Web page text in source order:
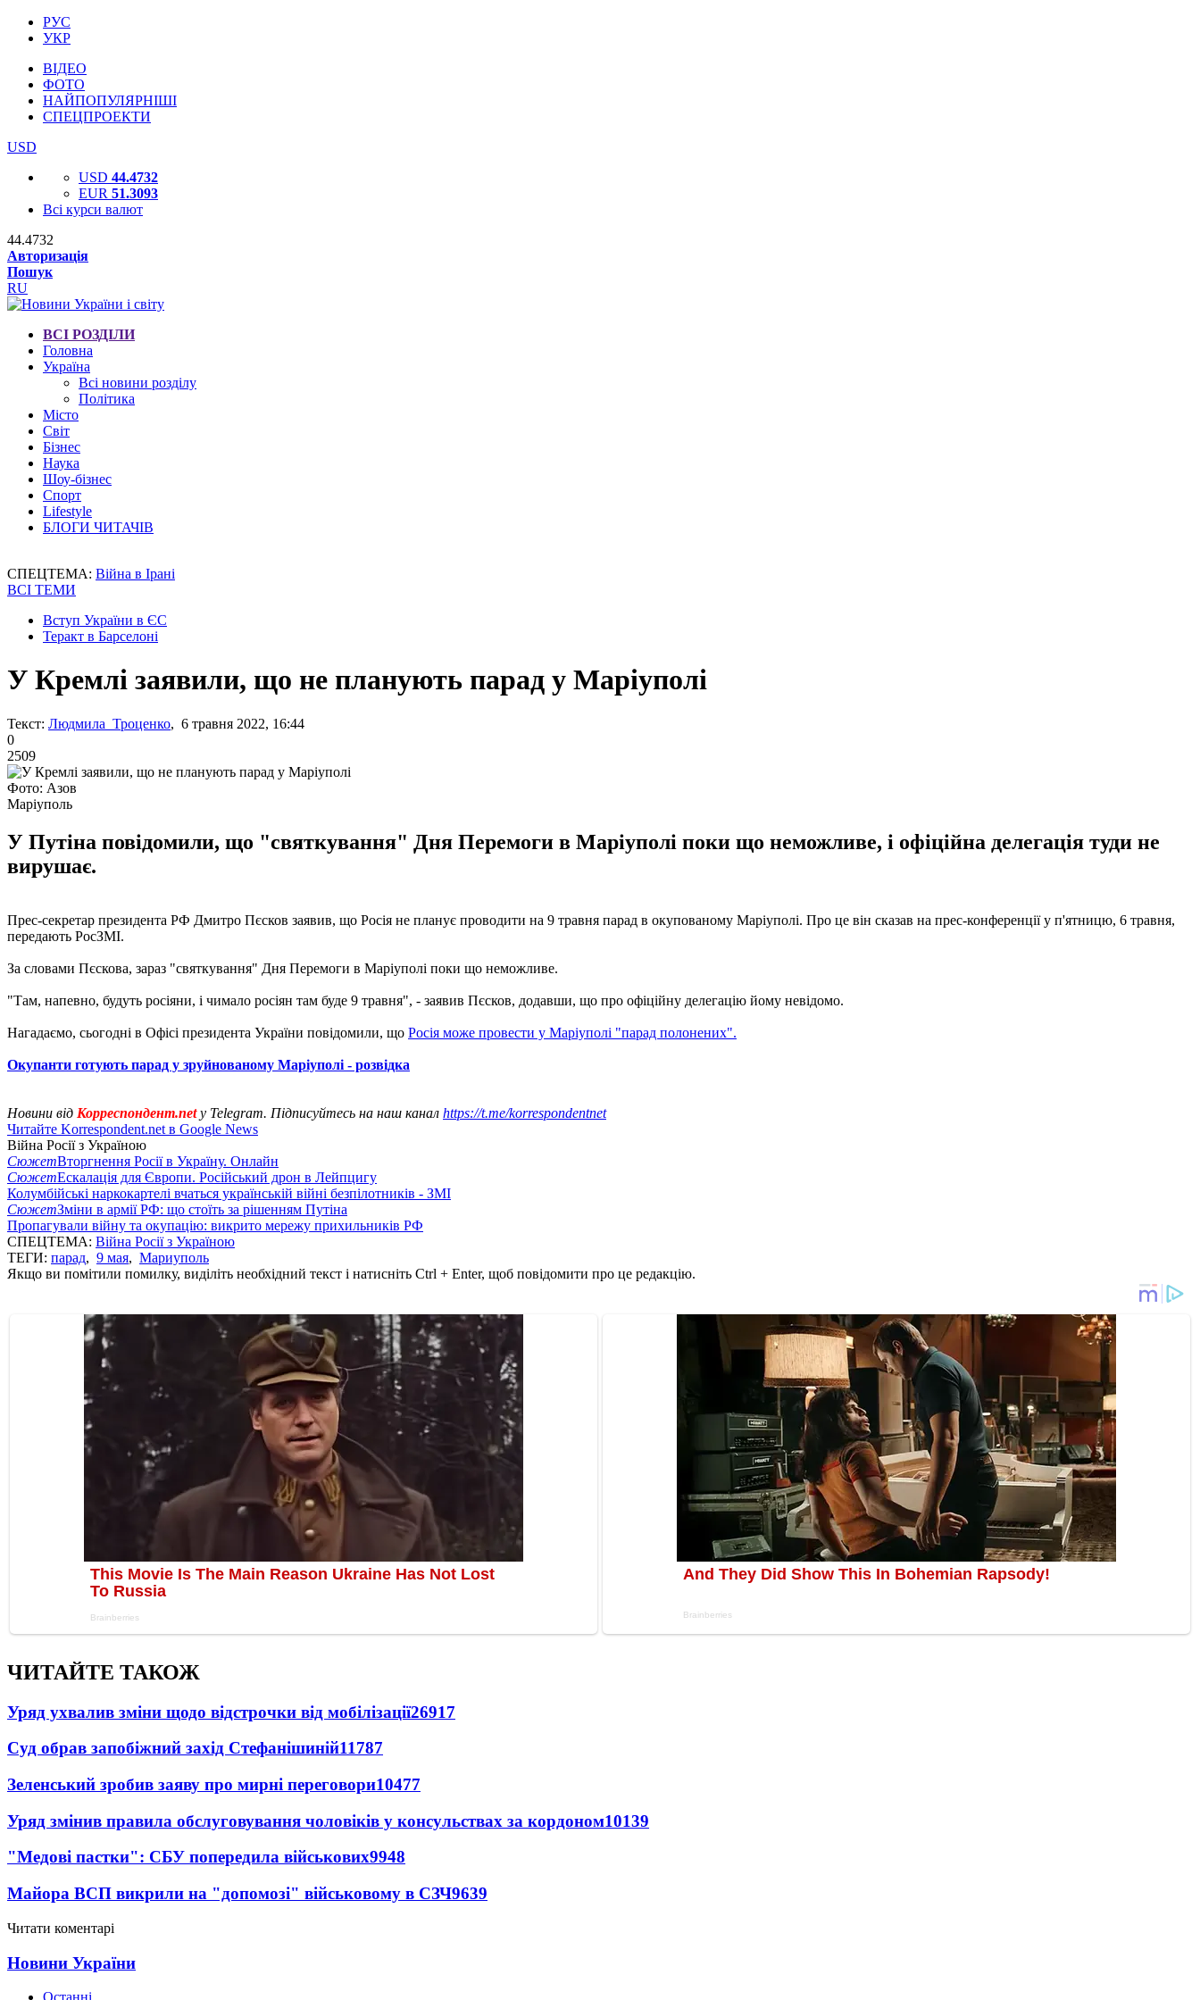
РУС
УКР
ВІДЕО
ФОТО
НАЙПОПУЛЯРНІШІ
СПЕЦПРОЕКТИ
USD
USD 44.4732
EUR 51.3093
Всі курси валют
44.4732
Авторизація
Пошук
RU
ВСІ РОЗДІЛИ
Головна
Україна
Всі новини розділу
Політика
Місто
Світ
Бізнес
Наука
Шоу-бізнес
Спорт
Lifestyle
БЛОГИ ЧИТАЧІВ
СПЕЦТЕМА: Війна в Ірані
ВСІ ТЕМИ
Вступ України в ЄС
Теракт в Барселоні
У Кремлі заявили, що не планують парад у Маріуполі
Текст: Людмила Троценко, 6 травня 2022, 16:44
0
2509
Фото: Азов
Маріуполь
У Путіна повідомили, що "святкування" Дня Перемоги в Маріуполі поки що неможливе, і офіційна делегація туди не
вирушає.
Прес-секретар президента РФ Дмитро Пєсков заявив, що Росія не планує проводити на 9 травня парад в окупованому Маріуполі. Про це він сказав на прес-конференції у п'ятницю, 6 травня,
передають РосЗМІ.
За словами Пєскова, зараз "святкування" Дня Перемоги в Маріуполі поки що неможливе.
"Там, напевно, будуть росіяни, і чимало росіян там буде 9 травня", - заявив Пєсков, додавши, що про офіційну делегацію йому невідомо.
Нагадаємо, сьогодні в Офісі президента України повідомили, що Росія може провести у Маріуполі "парад полонених".
Окупанти готують парад у зруйнованому Маріуполі - розвідка
Новини від Корреспондент.netу Telegram. Підписуйтесь на наш канал https://t.me/korrespondentnet
Читайте Korrespondent.net в Google News
Війна Росії з Україною
СюжетВторгнення Росії в Україну. Онлайн
СюжетЕскалація для Європи. Російський дрон в Лейпцигу
Колумбійські наркокартелі вчаться українській війні безпілотників - ЗМІ
СюжетЗміни в армії РФ: що стоїть за рішенням Путіна
Пропагували війну та окупацію: викрито мережу прихильників РФ
СПЕЦТЕМА: Війна Росії з Україною
ТЕГИ: парад, 9 мая, Мариуполь
Якщо ви помітили помилку, виділіть необхідний текст і натисніть Ctrl + Enter, щоб повідомити про це редакцію.
ЧИТАЙТЕ ТАКОЖ
Уряд ухвалив зміни щодо відстрочки від мобілізації26917
Суд обрав запобіжний захід Стефанішиній11787
Зеленський зробив заяву про мирні переговори10477
Уряд змінив правила обслуговування чоловіків у консульствах за кордоном10139
"Медові пастки": СБУ попередила військових9948
Майора ВСП викрили на "допомозі" військовому в СЗЧ9639
Читати коментарі
Новини України